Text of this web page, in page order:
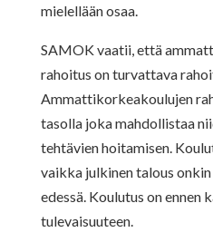
mielellään osaa.
SAMOK vaatii, että
rahoitus on turvattava
Ammattikorkeakoulujen
tasolla joka mahdollistaa
tehtävien hoitamisen.
vaikka julkinen talous
edessä. Koulutus on ennen
tulevaisuuteen.